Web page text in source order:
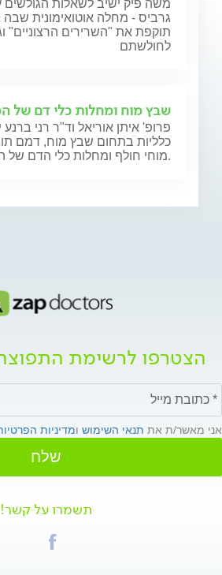
משה פיק ישיב לשאלות הגולשים
גרביס - מחלה אוטואימונית שבה
תוקפת את "השרירים הרצוניים"
לחולשתם
שבץ מוח ומחלות כלי דם של
פרופ' איתן אוריאל וד"ר רני
כלליות בתחום שבץ מוח, דמם
מוחי חולף ומחלות כלי הדם של המוח.
הצטרפו לרשימת
אני מאשר/ת את תנאי השימוש ומדיניות
שלח
תשמרו על קשר!